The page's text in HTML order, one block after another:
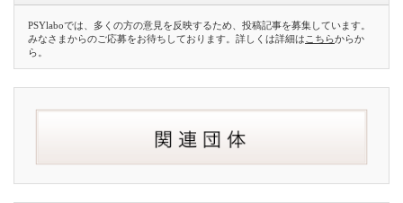
PSYlaboでは、多くの方の意見を反映するため、投稿記事を募集しています。
みなさまからのご応募をお待ちしております。詳しくは詳細は こちらからか
ら。